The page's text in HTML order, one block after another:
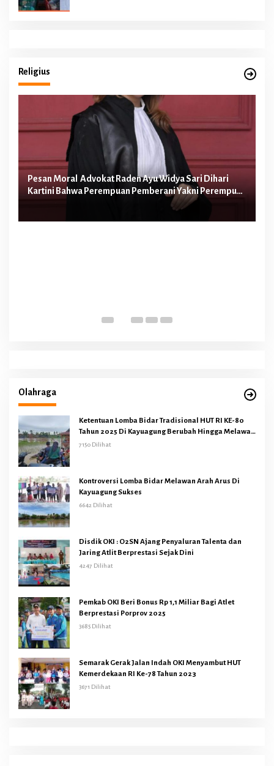
Religius
Pesan Moral Advokat Raden Ayu Widya Sari Dihari
Kartini Bahwa Perempuan Pemberani Yakni Perempuan
yang Berani Melawan Ketidakadilan
Olahraga
Ketentuan Lomba Bidar Tradisional HUT RI KE-80
Tahun 2025 Di Kayuagung Berubah Hingga Melawan
Arus
7150 Dilihat
Kontroversi Lomba Bidar Melawan Arah Arus Di
Kayuagung Sukses
6642 Dilihat
Disdik OKI : O2SN Ajang Penyaluran Talenta dan
Jaring Atlit Berprestasi Sejak Dini
4247 Dilihat
Pemkab OKI Beri Bonus Rp 1,1 Miliar Bagi Atlet
Berprestasi Porprov 2025
3685 Dilihat
Semarak Gerak Jalan Indah OKI Menyambut HUT
Kemerdekaan RI Ke-78 Tahun 2023
3671 Dilihat